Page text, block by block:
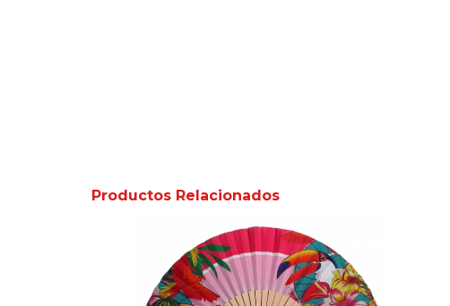
Productos Relacionados